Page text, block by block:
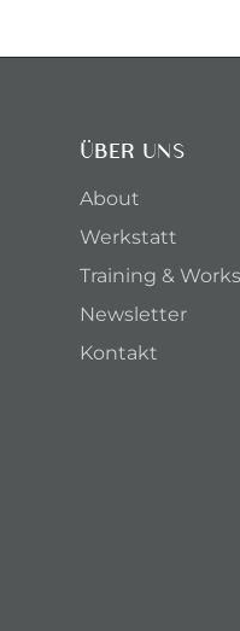
ÜBER UNS
About
Werkstatt
Training &
Newsletter
Kontakt